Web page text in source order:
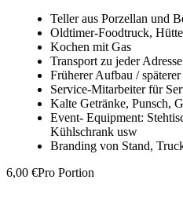
Teller aus Porzellan und
Oldtimer-Foodtruck,
Kochen mit Gas
Transport zu jeder
Früherer Aufbau /
Service-Mitarbeiter für
Kalte Getränke, Punsch,
Event- Equipment:
Kühlschrank usw
Branding von Stand,
6,00 €Pro Portion